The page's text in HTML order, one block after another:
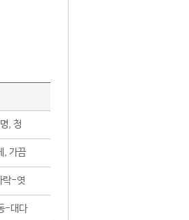
, 청
, 가끔
락-엿
-대다